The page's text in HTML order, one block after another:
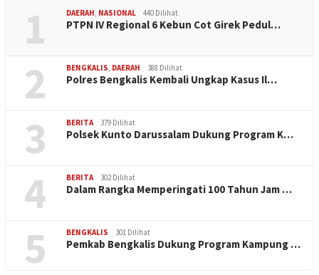
1 DAERAH, NASIONAL 440 Dilihat
PTPN IV Regional 6 Kebun Cot Girek Pedul…
2 BENGKALIS, DAERAH 388 Dilihat
Polres Bengkalis Kembali Ungkap Kasus Il…
3 BERITA 379 Dilihat
Polsek Kunto Darussalam Dukung Program K…
4 BERITA 302 Dilihat
Dalam Rangka Memperingati 100 Tahun Jam …
5 BENGKALIS 301 Dilihat
Pemkab Bengkalis Dukung Program Kampung …